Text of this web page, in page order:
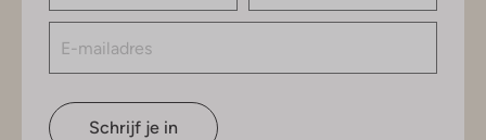
Schrijf je in